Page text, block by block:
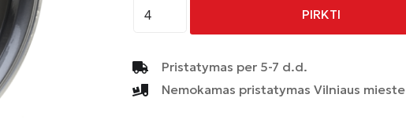
kiekis:
-
AF16
-
PIRKTI
Pristatymas per 5-7 d.d.
Nemokamas pristatymas Vilniaus mieste